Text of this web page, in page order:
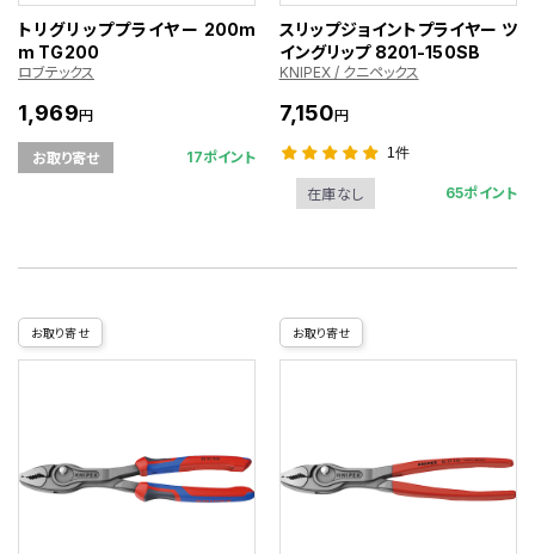
トリグリッププライヤー 200m
m TG200
ロブテックス
1,969円
お取り寄せ 17ポイント
スリップジョイントプライヤー ツ
イングリップ 8201-150SB
KNIPEX / クニペックス
7,150円
1件
在庫なし 65ポイント
お取り寄せ お取り寄せ